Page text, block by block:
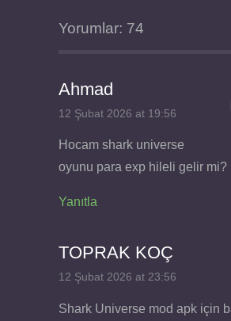
Yorumlar: 74
Ahmad
12 Şubat 2026 at 19:56
Hocam shark universe
oyunu para exp hileli gelir mi?
Yanıtla
TOPRAK KOÇ
12 Şubat 2026 at 23:56
Shark Universe mod apk için